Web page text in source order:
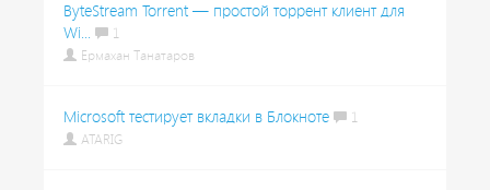
ByteStream Torrent — простой торрент клиент для
Wi...
1
Ермахан Танатаров
Microsoft тестирует вкладки в Блокноте
1
ATARIG